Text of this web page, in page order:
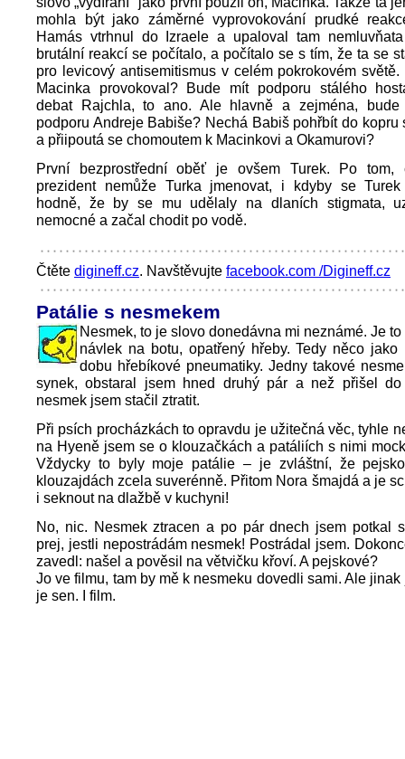
mohla být jako záměrné vyprovokování prudké
Hamás vtrhnul do Izraele a upaloval tam
brutální reakcí se počítalo, a počítalo se s tím, že ta se
pro levicový antisemitismus v celém pokrokovém
Macinka provokoval? Bude mít podporu stálého
debat Rajchla, to ano. Ale hlavně a zejména, bude
podporu Andreje Babiše? Nechá Babiš pohřbít do kopru
a přiipoutá se chomoutem k Macinkovi a Okamurovi?
První bezprostřední oběť je ovšem Turek. Po tom,
prezident nemůže Turka jmenovat, i kdyby se
hodně, že by se mu udělaly na dlaních stigmata,
nemocné a začal chodit po vodě.
Čtěte digineff.cz. Navštěvujte facebook.com /Digineff.cz
Patálie s nesmekem
Nesmek, to je slovo donedávna mi neznámé. Je
návlek na botu, opatřený hřeby. Tedy něco jako
dobu hřebíkové pneumatiky. Jedny takové
synek, obstaral jsem hned druhý pár a než přišel
nesmek jsem stačil ztratit.
Při psích procházkách to opravdu je užitečná věc, tyhle
na Hyeně jsem se o klouzačkách a patáliích s nimi
Vždycky to byly moje patálie – je zvláštní, že
klouzajdách zcela suverénně. Přitom Nora šmajdá a je
i seknout na dlažbě v kuchyni!
No, nic. Nesmek ztracen a po pár dnech jsem potkal
prej, jestli nepostrádám nesmek! Postrádal jsem.
zavedl: našel a pověsil na větvičku křoví. A pejskové?
Jo ve filmu, tam by mě k nesmeku dovedli sami. Ale
je sen. I film.